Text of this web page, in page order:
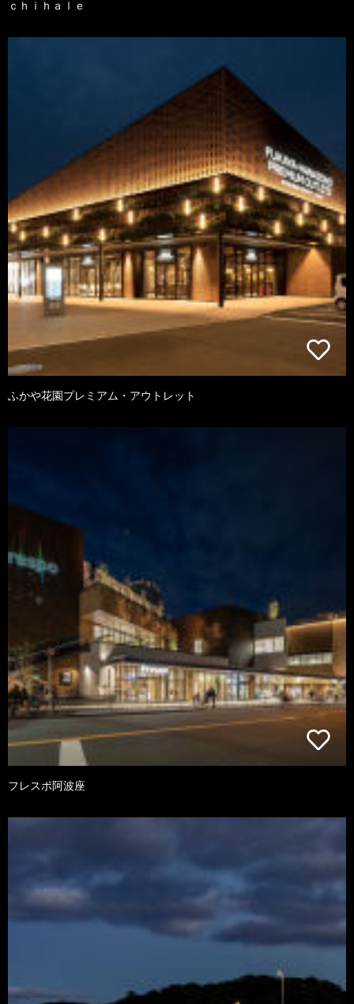
ｃｈｉｈａｌｅ
ふかや花園プレミアム・アウトレット
フレスポ阿波座